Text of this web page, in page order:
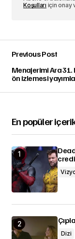
Koşulları için onay
Previous Post
Menajerimi Ara 31.
ön izlemesi
En popüler
Dizi